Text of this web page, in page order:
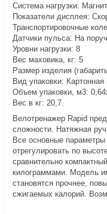
Система нагрузки:
Показатели дисплея:
Транспортировочные
Датчики пульса: На
Уровни нагрузки: 8
Вес маховика, кг: 5
Размер изделия
Вид упаковки: Картонная
Объем упаковки, м3:
Вес в кг: 20,7.
Велотренажер Rapid
сложности. Натяжная
Все основные
отрегулировать по
сравнительно
килограммами. Модель
становятся прочнее,
сжигаемых калорий.